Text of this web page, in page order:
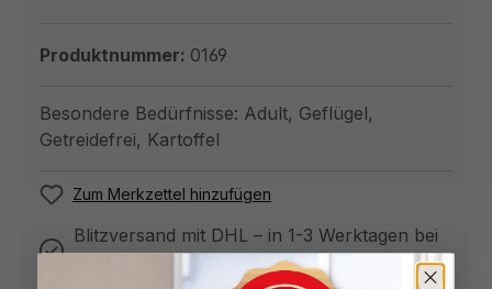
Produktnummer: 0169
Besondere Bedürfnisse: Adult, Geflügel,
Getreidefrei, Kartoffel
Zum Merkzettel hinzufügen
Blitzversand mit DHL – in 1-3 Werktagen bei